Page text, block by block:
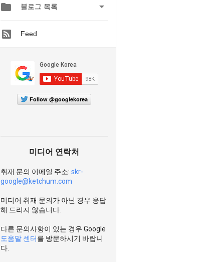
 블로그 목록 
Feed
Follow @googlekorea
미디어 연락처
취재 문의 이메일 주소: skr-
google@ketchum.com
미디어 취재 문의가 아닌 경우 응답
해 드리지 않습니다.
다른 문의사항이 있는 경우 Google
도움말 센터를 방문하시기 바랍니
다.